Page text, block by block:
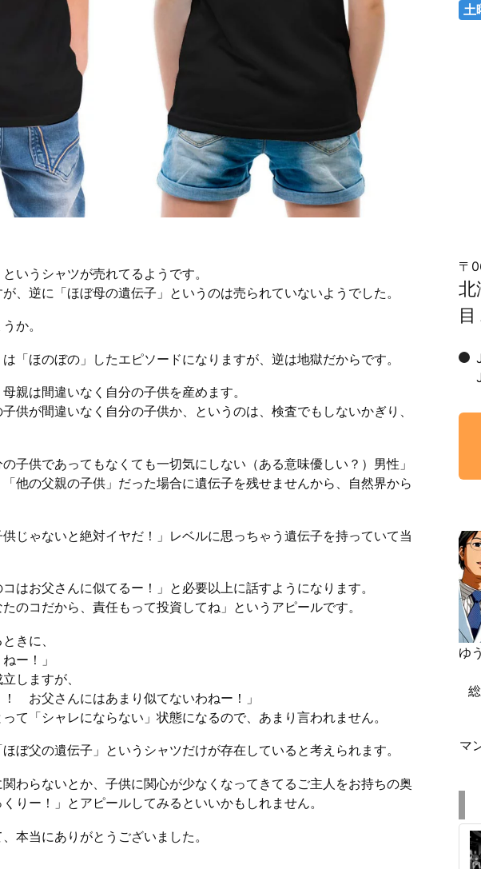
いうシャツが売れてるようです。
、逆に「ほぼ母の遺伝子」というのは売られていないようでした。
か。
「ほのぼの」したエピソードになりますが、逆は地獄だからです。
親は間違いなく自分の子供を産めます。
供が間違いなく自分の子供か、というのは、検査でもしないかぎり、
子供であってもなくても一切気にしない（ある意味優しい？）男性」
他の父親の子供」だった場合に遺伝子を残せませんから、自然界から
じゃないと絶対イヤだ！」レベルに思っちゃう遺伝子を持っていて当
はお父さんに似てるー！」と必要以上に話すようになります。
のコだから、責任もって投資してね」というアピールです。
きに、
ー！」
しますが、
！ お父さんにはあまり似てないわねー！」
て「シャレにならない」状態になるので、あまり言われません。
ぼ父の遺伝子」というシャツだけが存在していると考えられます。
わらないとか、子供に関心が少なくなってきてるご主人をお持ちの奥
りー！」とアピールしてみるといいかもしれません。
本当にありがとうございました。
土
〒
北
ゆ
マ